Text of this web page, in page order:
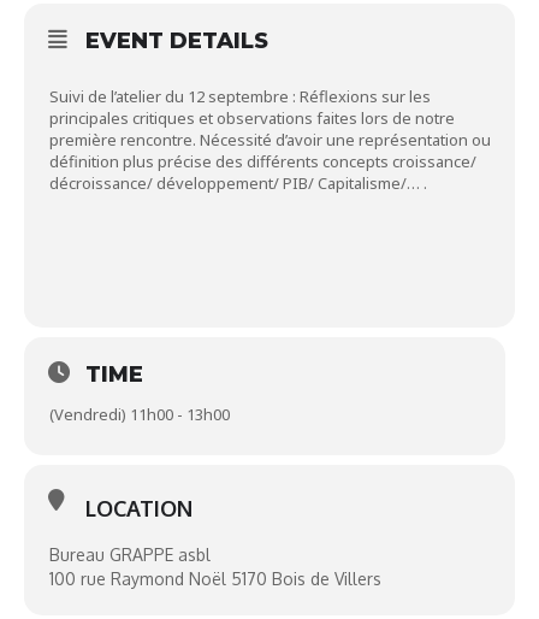
EVENT DETAILS
Suivi de l’atelier du 12 septembre : Réflexions sur les
principales critiques et observations faites lors de notre
première rencontre. Nécessité d’avoir une représentation ou
définition plus précise des différents concepts croissance/
décroissance/ développement/ PIB/ Capitalisme/… .
TIME
(Vendredi) 11h00 - 13h00
LOCATION
Bureau GRAPPE asbl
100 rue Raymond Noël 5170 Bois de Villers